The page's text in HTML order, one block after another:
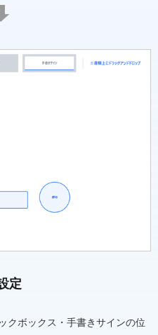
定
クボックス・手書きサインの位